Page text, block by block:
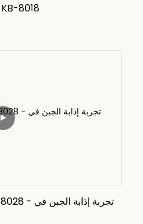
صباحات مثالية مع الفطائر مع KB-8018